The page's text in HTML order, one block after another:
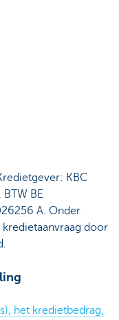
KBC
BTW BE
A. Onder
door
het kredietbedrag,